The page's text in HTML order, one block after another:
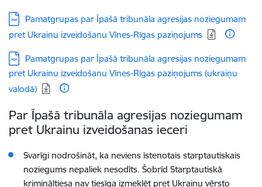
Lejupielādēt:
Pamatgrupas par Īpašā tribunāla agresijas noziegumam
pret Ukrainu izveidošanu Vīnes-Rīgas paziņojums
Lejupielādēt:
Pamatgrupas par Īpašā tribunāla agresijas noziegumam
pret Ukrainu izveidošanu Vīnes-Rīgas paziņojums (ukraiņu
valodā)
Par Īpašā tribunāla agresijas noziegumam
pret Ukrainu izveidošanas ieceri
Svarīgi nodrošināt, ka neviens īstenotais starptautiskais
noziegums nepaliek nesodīts. Šobrīd Starptautiskā
krimināltiesa nav tiesīga izmeklēt pret Ukrainu vērsto